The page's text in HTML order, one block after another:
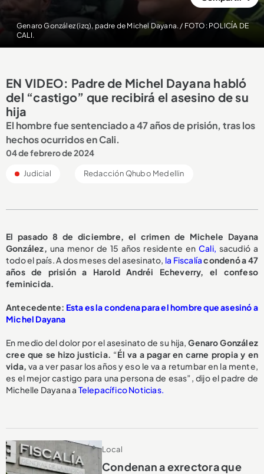
Genaro González (izq), padre de Michel Dayana. / FOTO: POLICÍA DE
CALI.
EN VIDEO: Padre de Michel Dayana habló
del “castigo” que recibirá el asesino de su
hija
El hombre fue sentenciado a 47 años de prisión, tras los
hechos ocurridos en Cali.
04 de febrero de 2024
Judicial Redacción Qhubo Medellin
El pasado 8 de diciembre, el crimen de Michele Dayana
González, una menor de 15 años residente en Cali, sacudió a
todo el país. A dos meses del asesinato, la Fiscalíacondenó a 47
años de prisión a Harold Andréi Echeverry, el confeso
feminicida.
Antecedente: Esta es la condena para el hombre que asesinó a
Michel Dayana
En medio del dolor por el asesinato de su hija, Genaro González
cree que se hizo justicia. “Él va a pagar en carne propia y en
vida, va a ver pasar los años y eso le va a retumbar en la mente,
es el mejor castigo para una persona de esas”, dijo el padre de
Michelle Dayana a Telepacífico Noticias.
Local
Condenan a exrectora que